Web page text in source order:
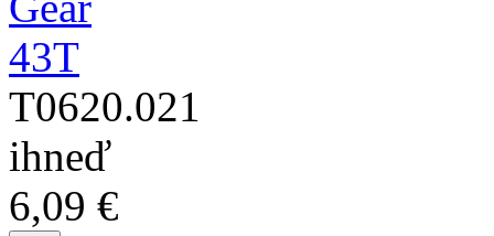
T0620.021
ihneď
6,09 €